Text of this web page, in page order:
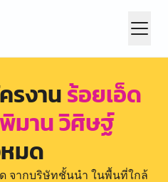
รงานร้อยเอ็ด
มาน วิศิษฐ์
มด
จากบริษัทชั้นนำ ในพื้นที่ใกล้